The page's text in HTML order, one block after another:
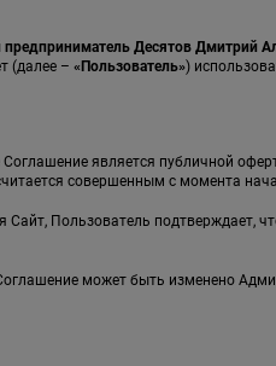
Десятов Дмитрий
(далее – «Пользователь»)
является публичной
совершенным с момента
Сайт, Пользователь подтверждает,
может быть изменено